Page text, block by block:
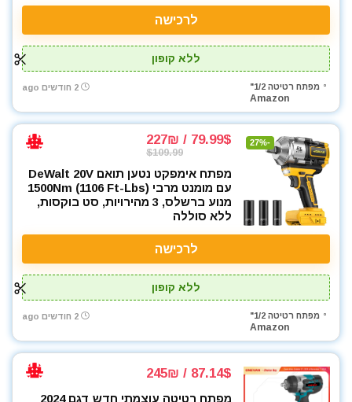
לרכישה
ללא קופון
מפתח רטיטה 1/2"
Amazon
2 חודשים ago
-27%
79.99$ / 227₪
$109.99
מפתח אימפקט נטען תואם DeWalt 20V
עם מומנט מרבי 1500Nm (1106 Ft-Lbs)
מנוע ברשלס, 3 מהירויות, סט בוקסות,
ללא סוללה
לרכישה
ללא קופון
מפתח רטיטה 1/2"
Amazon
2 חודשים ago
87.14$ / 245₪
מפתח רטיטה עוצמתי חדש דגם 2024